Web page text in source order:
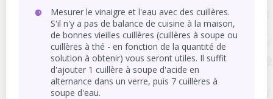
Mesurer le vinaigre et l'eau avec des cuillères.
S'il n'y a pas de balance de cuisine à la maison,
de bonnes vieilles cuillères (cuillères à soupe ou
cuillères à thé - en fonction de la quantité de
solution à obtenir) vous seront utiles. Il suffit
d'ajouter 1 cuillère à soupe d'acide en
alternance dans un verre, puis 7 cuillères à
soupe d'eau.